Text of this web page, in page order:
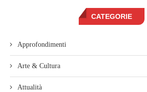
CATEGORIE
Approfondimenti
Arte & Cultura
Attualità